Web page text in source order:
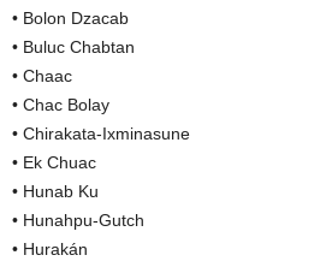
• Bolon Dzacab
• Buluc Chabtan
• Chaac
• Chac Bolay
• Chirakata-Ixminasune
• Ek Chuac
• Hunab Ku
• Hunahpu-Gutch
• Hurakán